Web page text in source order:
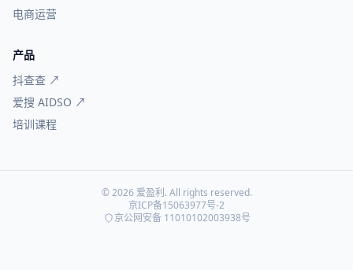
电商运营
产品
抖查查 ↗
爱搜 AIDSO ↗
培训课程
© 2026 爱盈利. All rights reserved.
京ICP备15063977号-2
京公网安备 11010102003938号